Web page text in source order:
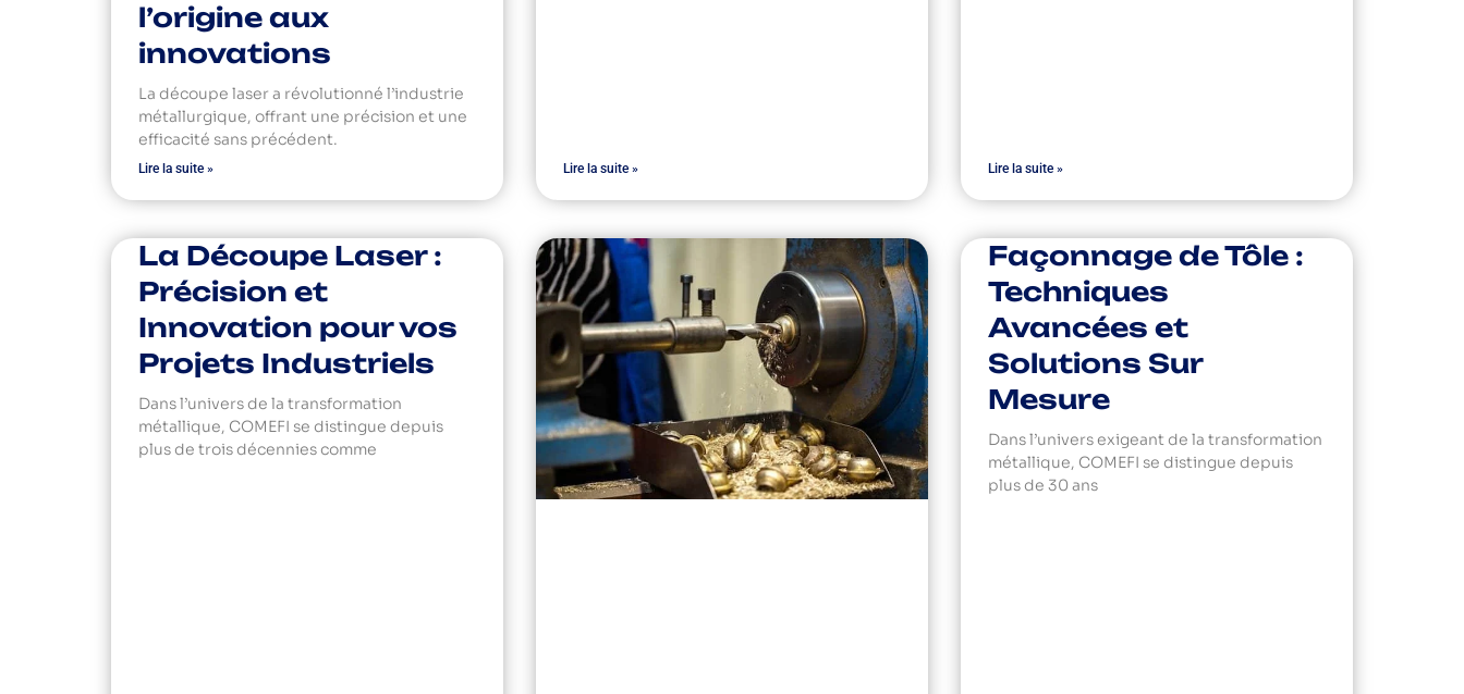
l’origine aux
innovations
La découpe laser a révolutionné l’industrie
métallurgique, offrant une précision et une
efficacité sans précédent.
Lire la suite » Lire la suite » Lire la suite »
La Découpe Laser :
Précision et
Innovation pour vos
Projets Industriels
Dans l’univers de la transformation
métallique, COMEFI se distingue depuis
plus de trois décennies comme
Façonnage de Tôle :
Techniques
Avancées et
Solutions Sur
Mesure
Dans l’univers exigeant de la transformation
métallique, COMEFI se distingue depuis
plus de 30 ans